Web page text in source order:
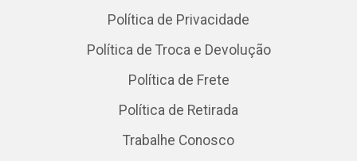
Política de Privacidade
Política de Troca e Devolução
Política de Frete
Política de Retirada
Trabalhe Conosco